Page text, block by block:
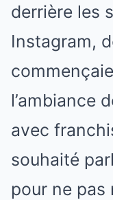
derrière les
Instagram,
l’ambiance
avec
souhaité
pour ne pas